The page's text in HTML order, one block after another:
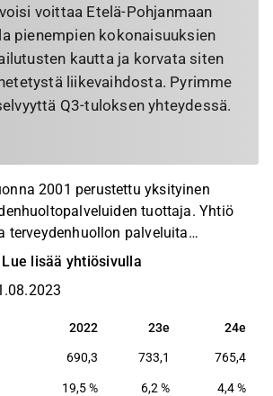
voittaa Etelä-Pohjanmaan
pienempien kokonaisuuksien
kautta ja korvata siten
liikevaihdosta. Pyrimme
Q3-tuloksen yhteydessä.
2001 perustettu yksityinen
tuottaja. Yhtiö
terveydenhuollon palveluita
yrityksille, vakuutusyhtiöille ja
ja terveysasemilla, hammasklinikoilla
Lue lisää yhtiösivulla
2022 23e 24e
2022 23e 24e
690,3 733,1 765,4
19,5 % 6,2 % 4,4 %